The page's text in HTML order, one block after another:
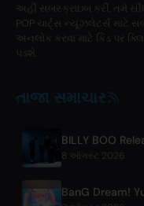
અહીં સબસ્ક્રાઇબ કરી, તમે
POP ચાર્ટ્સ ન્યૂઝલેટર્સ માટે
અનલોક કરવા માટે કિડ પર
પડશે.
તાજા સમાચાર
8 ઑગસ્ટ 2026